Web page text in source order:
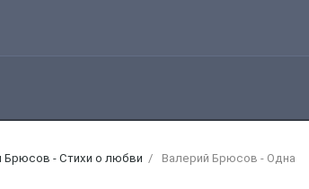
Брюсов - Стихи о любви Валерий Брюсов - Одна